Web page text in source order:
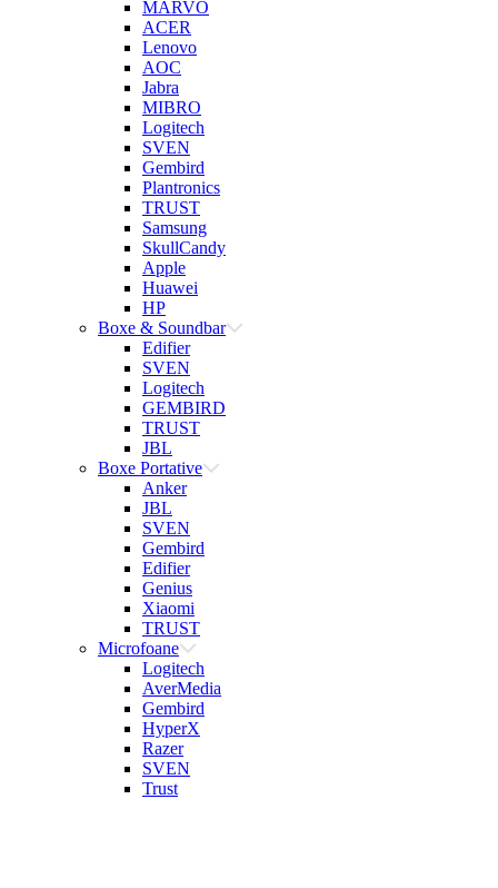
MARVO
ACER
Lenovo
AOC
Jabra
MIBRO
Logitech
SVEN
Gembird
Plantronics
TRUST
Samsung
SkullCandy
Apple
Huawei
HP
Boxe & Soundbar
Edifier
SVEN
Logitech
GEMBIRD
TRUST
JBL
Boxe Portative
Anker
JBL
SVEN
Gembird
Edifier
Genius
Xiaomi
TRUST
Microfoane
Logitech
AverMedia
Gembird
HyperX
Razer
SVEN
Trust